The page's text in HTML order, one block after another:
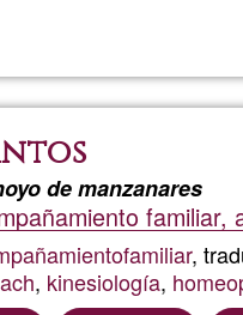
de manzanares
familiar,
familiar,
, kinesiología,